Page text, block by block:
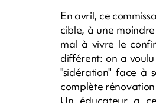
En avril, ce
cible, à une
mal à vivre le
différent: on a
"sidération" face à
complète
Un éducateur a